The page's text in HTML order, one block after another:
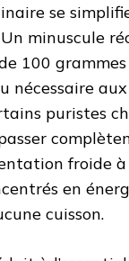
se
minuscule
100
nécessaire
puristes
passer
froide à
en
cuisson.